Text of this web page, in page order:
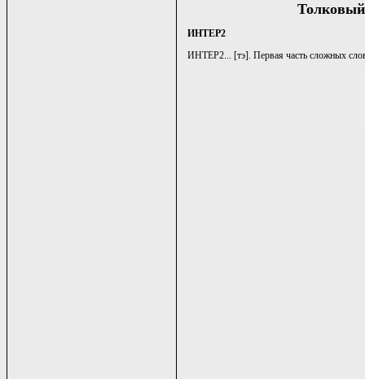
ИНТЕР2
ИНТЕР2... [тэ]. Первая часть сложных